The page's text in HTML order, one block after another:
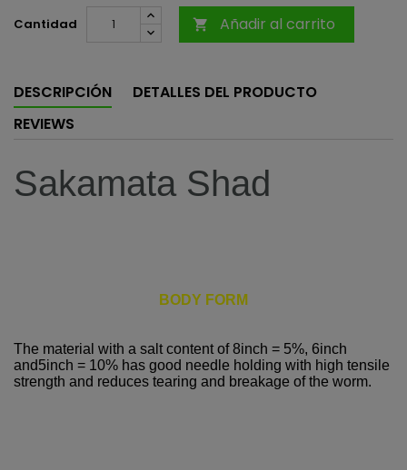
Cantidad  Añadir al carrito
DESCRIPCIÓN
DETALLES DEL PRODUCTO
REVIEWS
Sakamata Shad
BODY FORM
The material with a salt content of 8inch = 5%, 6inch
and5inch = 10% has good needle holding with high tensile
strength and reduces tearing and breakage of the worm.